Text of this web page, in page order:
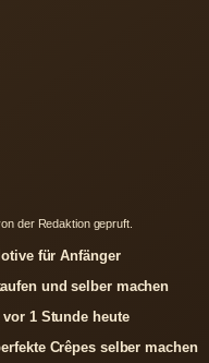
der Redaktion gepruft.
für Anfänger
und selber machen
1 Stunde heute
Crêpes selber machen